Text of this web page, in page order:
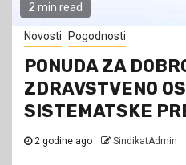
2 min read
Novosti Pogodnosti
PONUDA ZA
ZDRAVSTVENO
SISTEMATSKE
2 godine ago SindikatAdmin